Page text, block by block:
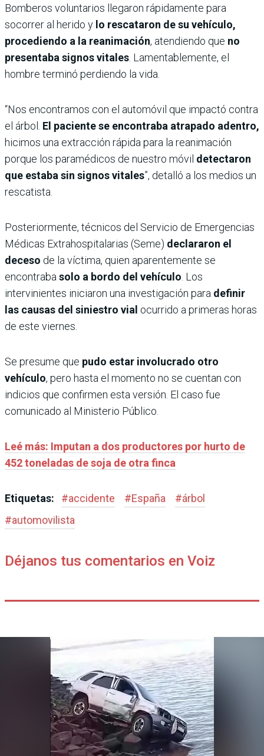
Bomberos voluntarios llegaron rápidamente para
socorrer al herido y lo rescataron de su vehículo,
procediendo a la reanimación, atendiendo que no
presentaba signos vitales. Lamentablemente, el
hombre terminó perdiendo la vida.
“Nos encontramos con el automóvil que impactó contra
el árbol. El paciente se encontraba atrapado adentro,
hicimos una extracción rápida para la reanimación
porque los paramédicos de nuestro móvil detectaron
que estaba sin signos vitales”, detalló a los medios un
rescatista.
Posteriormente, técnicos del Servicio de Emergencias
Médicas Extrahospitalarias (Seme) declararon el
deceso de la víctima, quien aparentemente se
encontrabasolo a bordo del vehículo. Los
intervinientes iniciaron una investigación para definir
las causas del siniestro vial ocurrido a primeras horas
de este viernes.
Se presume que pudo estar involucrado otro
vehículo, pero hasta el momento no se cuentan con
indicios que confirmen esta versión. El caso fue
comunicado al Ministerio Público.
Leé más: Imputan a dos productores por hurto de
452 toneladas de soja de otra finca
Etiquetas: #accidente #España #árbol
#automovilista
Déjanos tus comentarios en Voiz